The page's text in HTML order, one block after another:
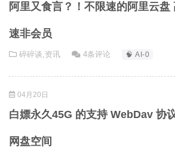
阿里又食言？！不限速的阿里云盘
速非会员
碎碎谈,资讯 4条评论 🧠 AI-0
04月20日
白嫖永久45G 的支持 WebDav 协
网盘空间